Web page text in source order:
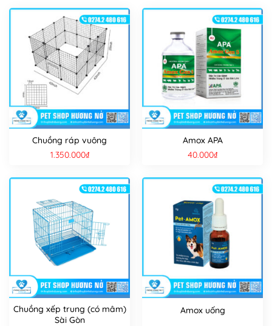
Chuồng ráp vuông
1.350.000₫
Amox APA
40.000₫
Chuồng xếp trung (có mâm)
Sài Gòn
Amox uống